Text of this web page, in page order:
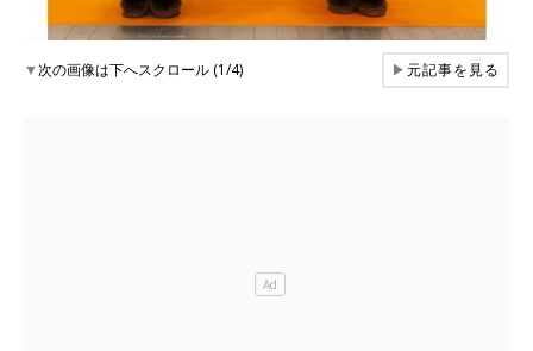
▼次の画像は下へスクロール (1/4) ▶元記事を見る